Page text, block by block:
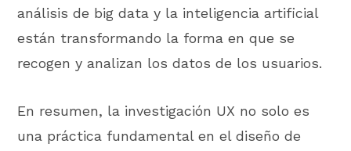
análisis de big data y la inteligencia artificial
están transformando la forma en que se
recogen y analizan los datos de los usuarios.
En resumen, la investigación UX no solo es
una práctica fundamental en el diseño de